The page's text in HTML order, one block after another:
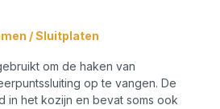
/ Sluitplaten
om de haken van
op te vangen. De
in het kozijn en bevat soms ook